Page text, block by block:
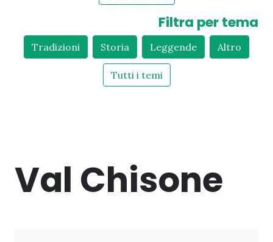
Filtra per tema
Tradizioni Storia Leggende Altro
Tutti i temi
Val Chisone